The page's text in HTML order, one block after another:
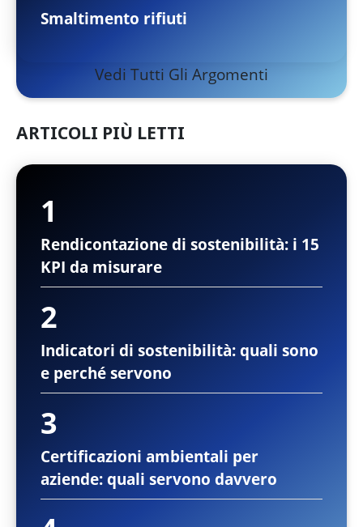
Smaltimento rifiuti
Vedi Tutti Gli Argomenti
ARTICOLI PIÙ LETTI
Rendicontazione di sostenibilità: i 15
KPI da misurare
Indicatori di sostenibilità: quali sono
e perché servono
Certificazioni ambientali per
aziende: quali servono davvero